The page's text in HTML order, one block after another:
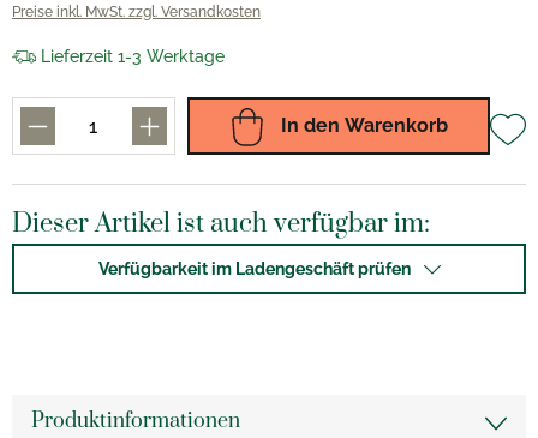
Preise inkl. MwSt. zzgl. Versandkosten
Lieferzeit 1-3 Werktage
In den Warenkorb
Dieser Artikel ist auch verfügbar im:
Verfügbarkeit im Ladengeschäft prüfen
Produktinformationen